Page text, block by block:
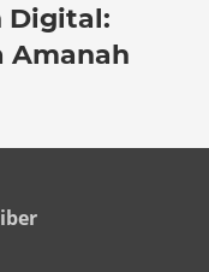
Digital:
Amanah